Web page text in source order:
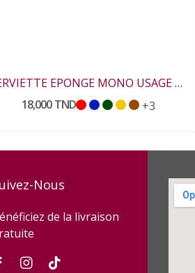
SERVIETTE EPONGE MONO USAGE HOUT
18,000 TND
+3
Nous
de la livraison